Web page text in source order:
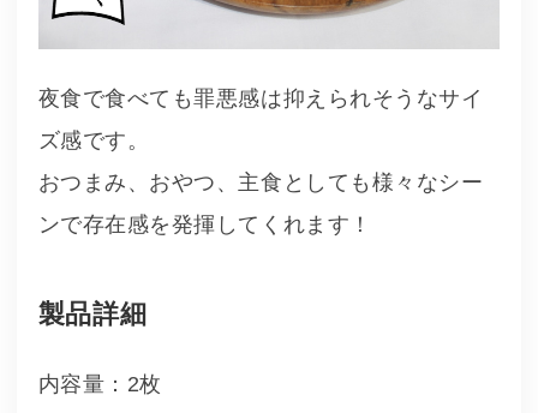
夜食で食べても罪悪感は抑えられそうなサイ
ズ感です。
おつまみ、おやつ、主食としても様々なシー
ンで存在感を発揮してくれます！
製品詳細
内容量：2枚